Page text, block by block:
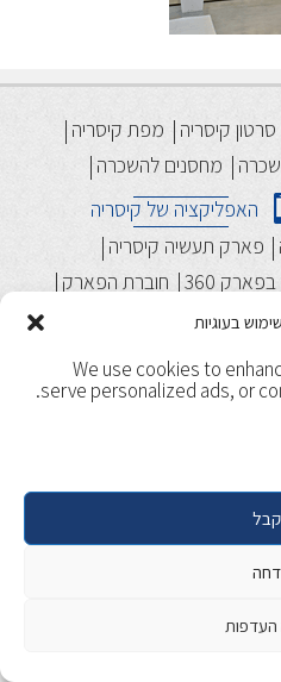
בעוגיות
We use cookies to
serve personalized ads, or
קבל
דחה
סרטון קיסריה
מפת קיסריה
מחסנים להשכרה
האפליקציה של קיסריה
פארק תעשיה קיסריה
360 חוברת הפארק